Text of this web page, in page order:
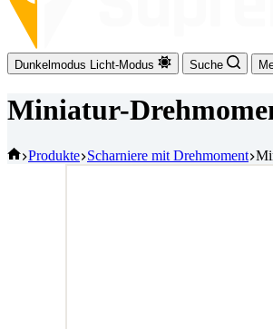
Dunkelmodus Licht-Modus Suche
Miniatur-
Startseite
Produkte Scharniere mit Drehmoment